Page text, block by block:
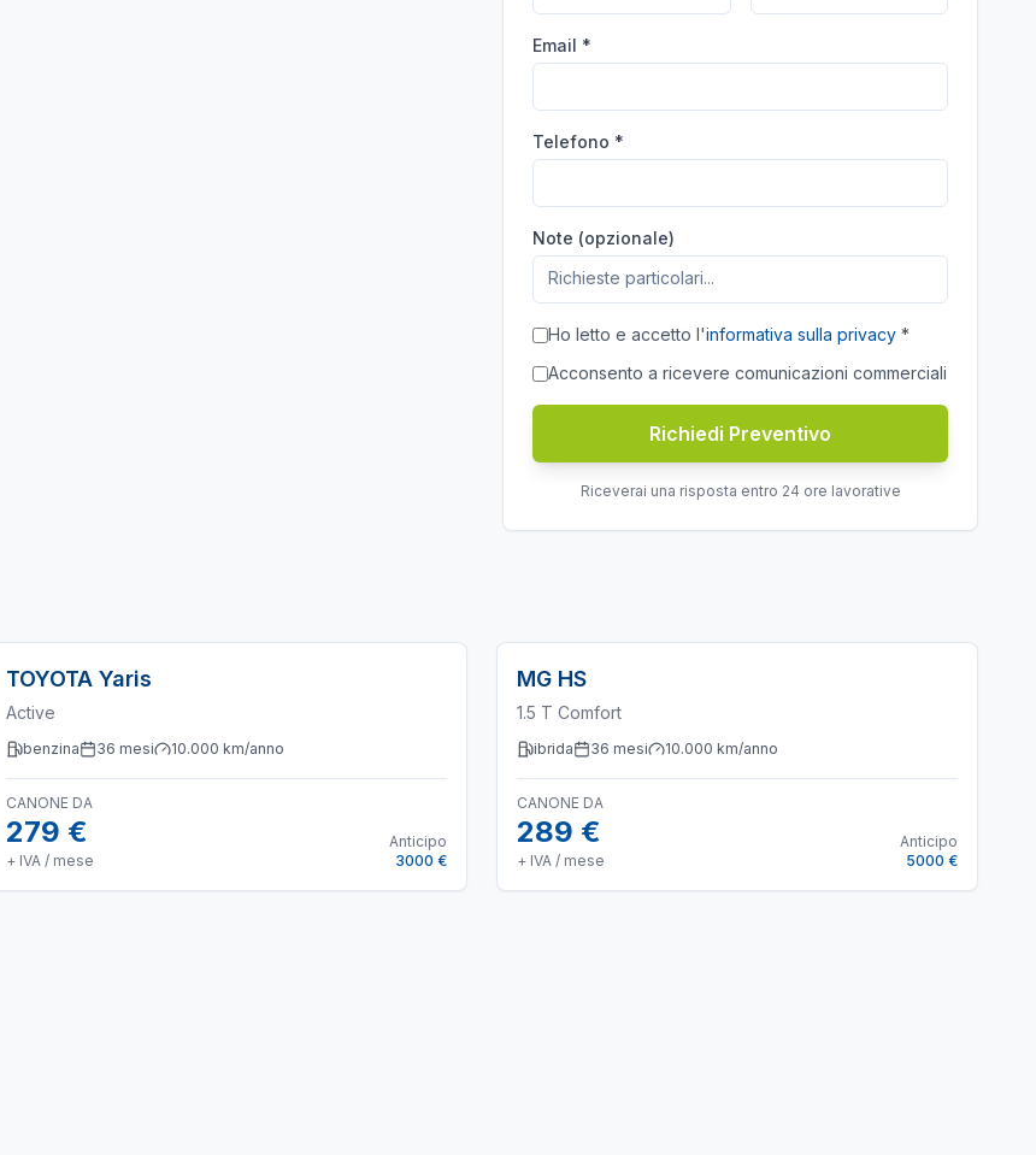
Email *
Telefono *
Note (opzionale)
Ho letto e accetto l'informativa sulla privacy *
Acconsento a ricevere comunicazioni commerciali
Richiedi Preventivo
Riceverai una risposta entro 24 ore lavorative
TOYOTA Yaris
Active
benzina 36 mesi 10.000 km/anno
CANONE DA
279 €
+ IVA / mese
Anticipo
3000 €
MG HS
1.5 T Comfort
ibrida 36 mesi 10.000 km/anno
CANONE DA
289 €
+ IVA / mese
Anticipo
5000 €